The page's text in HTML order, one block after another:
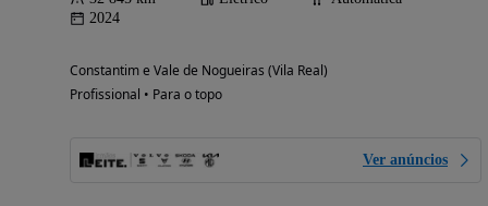
2024
Constantim e Vale de Nogueiras (Vila Real)
Profissional • Para o topo
Ver anúncios